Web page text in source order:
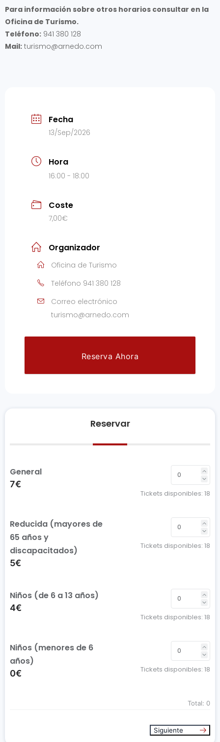
Para información sobre otros horarios consultar en la
Oficina de Turismo.
Teléfono: 941 380 128
Mail: turismo@arnedo.com
Fecha
13/Sep/2026
Hora
16:00 - 18:00
Coste
7,00€
Organizador
Oficina de Turismo
Teléfono 941 380 128
Correo electrónico
turismo@arnedo.com
Reserva Ahora
Reservar
General
7€
Tickets disponibles: 18
Reducida (mayores de
65 años y
discapacitados)
5€
Tickets disponibles: 18
Niños (de 6 a 13 años)
4€
Tickets disponibles: 18
Niños (menores de 6
años)
0€ Tickets disponibles: 18
Total: 0
Siguiente